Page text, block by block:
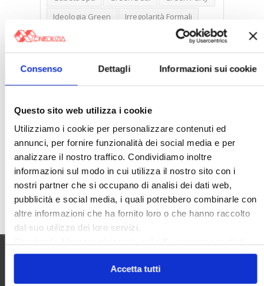
Consenso Dettagli Informazioni sui cookie
Questo sito web utilizza i cookie
Utilizziamo i cookie per personalizzare contenuti ed
annunci, per fornire funzionalità dei social media e per
analizzare il nostro traffico. Condividiamo inoltre
informazioni sul modo in cui utilizza il nostro sito con i
nostri partner che si occupano di analisi dei dati web,
pubblicità e social media, i quali potrebbero combinarle con
altre informazioni che ha fornito loro o che hanno raccolto
dal suo utilizzo dei loro servizi.
solo i cookie necessari.
Accetta tutti
Ideologia Green
Irregolarità Formali
Libero Mercato
New York
Nudaproprietà
Prezzi Case
Prima Casa
Proprietari Casa
Ruderi
Sicurezza
Sommerso
Sunia
Trasferimenti
Treviso
Valore Case
Cerca